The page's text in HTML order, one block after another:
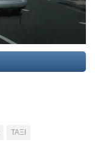
ΤΑΞΙ